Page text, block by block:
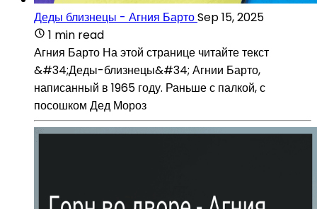
Деды близнецы - Агния БартоSep 15, 2025
1 min read
Агния Барто На этой странице читайте текст
&#34;Деды-близнецы&#34; Агнии Барто,
написанный в 1965 году. Раньше с палкой, с
посошком Дед Мороз